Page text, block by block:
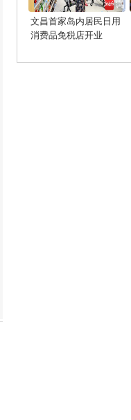
文昌首家岛内居民日用
消费品免税店开业